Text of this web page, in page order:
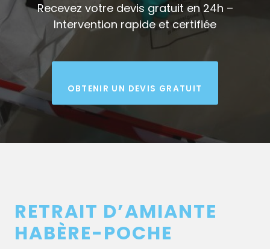
Recevez votre devis gratuit en 24h –
Intervention rapide et certifiée
OBTENIR UN DEVIS GRATUIT
RETRAIT D’AMIANTE
HABÈRE-POCHE